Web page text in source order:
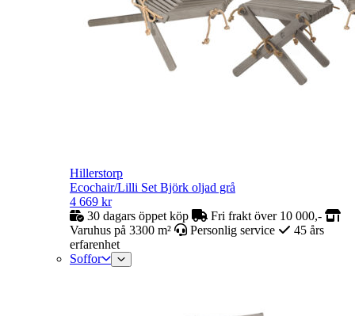
Hillerstorp
Ecochair/Lilli Set Björk oljad grå
4 669 kr
30 dagars öppet köp
Fri frakt över 10 000,-
Varuhus på 3300 m²
Personlig service
45 års
erfarenhet
Soffor